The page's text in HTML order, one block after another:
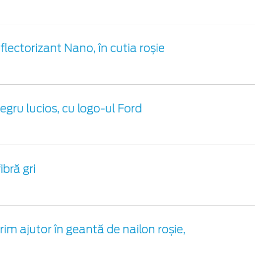
Nano, în cutia roșie
lucios, cu logo-ul Ford
gri
ajutor în geantă de nailon roșie,